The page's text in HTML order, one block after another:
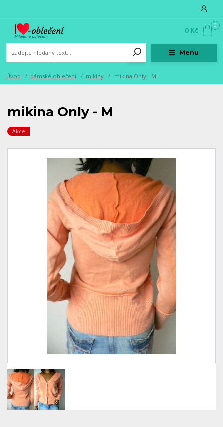
Menu
0
0 Kč
Úvod dámské oblečení mikiny mikina Only - M
mikina Only - M
Akce